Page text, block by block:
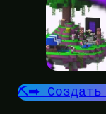
⛏️➡️ Создать